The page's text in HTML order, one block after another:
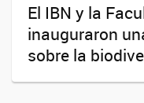
El IBN y la
inauguraron
sobre la